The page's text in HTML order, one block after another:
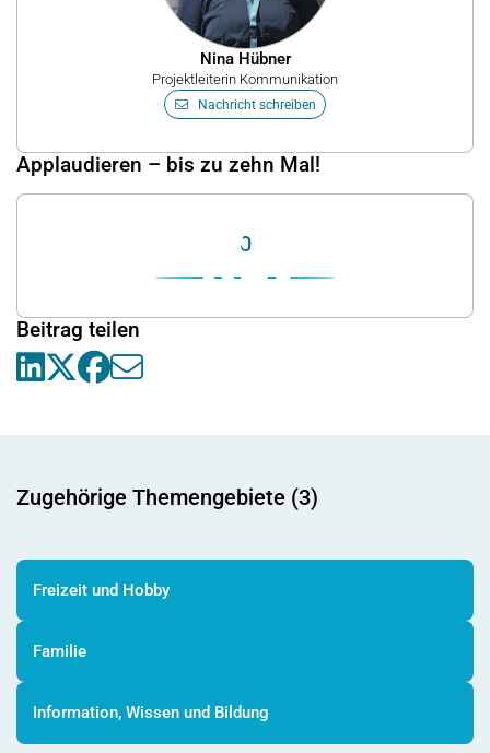
Nina Hübner
Projektleiterin Kommunikation
Nachricht schreiben
Applaudieren – bis zu zehn Mal!
0
Beitrag teilen
Zugehörige Themengebiete (3)
Freizeit und Hobby
Familie
Information, Wissen und Bildung